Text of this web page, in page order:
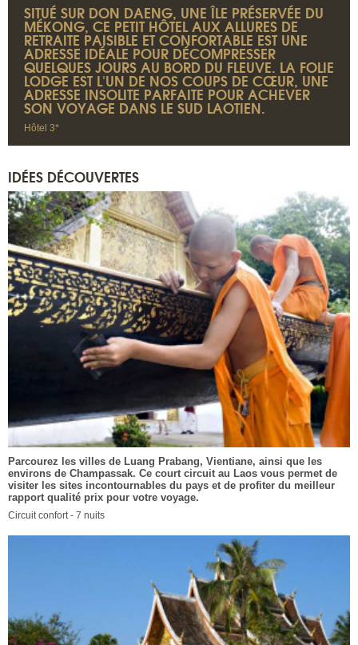
SITUÉ SUR DON DAENG, UNE ÎLE PRÉSERVÉE DU
MÉKONG, CE PETIT HÔTEL AUX ALLURES DE
RETRAITE PAISIBLE ET CONFORTABLE EST UNE
ADRESSE IDÉALE POUR DÉCOMPRESSER
QUELQUES JOURS AU BORD DU FLEUVE. LA FOLIE
LODGE EST L'UN DE NOS COUPS DE CŒUR, UNE
ADRESSE INSOLITE PARFAITE POUR ACHEVER
SON VOYAGE DANS LE SUD LAOTIEN.
Hôtel 3*
IDÉES DÉCOUVERTES
Parcourez les villes de Luang Prabang, Vientiane, ainsi que les
environs de Champassak. Ce court circuit au Laos vous permet de
visiter les sites incontournables du pays et de profiter du meilleur
rapport qualité prix pour votre voyage.
Circuit confort - 7 nuits